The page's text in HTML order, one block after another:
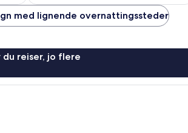
med lignende overnattingssteder
reiser, jo flere